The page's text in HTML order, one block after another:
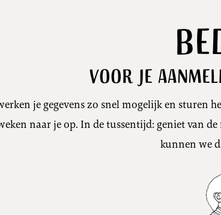
voor je
je gegevens zo snel mogelijk en sturen
naar je op. In de tussentijd: geniet van
kunnen we